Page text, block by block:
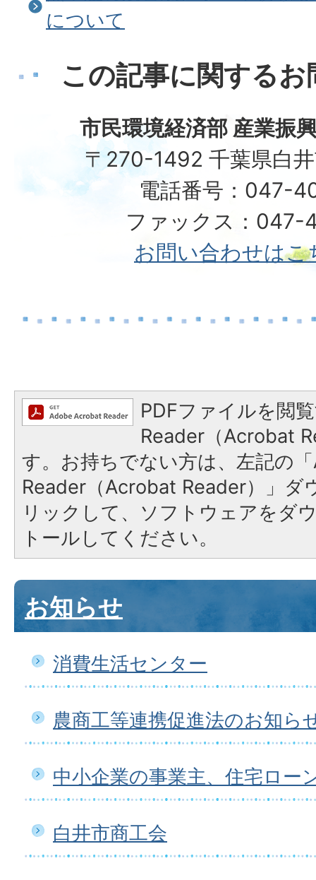
について
この記事に関する
市民環境経済部 産業振
〒270-1492 千葉県白
電話番号：047-
ファックス：047-
お問い合わせはこ
PDFファイルを閲
Reader（Acrobat
す。お持ちでない方は、左記の
Reader（Acrobat Reader）」ダ
リックして、ソフトウェアをダ
トールしてください。
お知らせ
消費生活センター
農商工等連携促進法のお知ら
中小企業の事業主、住宅ロー
白井市商工会